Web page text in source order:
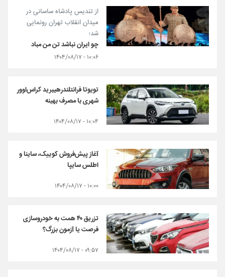
از تندیس پادشاه ساسانی در
میدان انقلاب تهران رونمایی
شد؛
چو ایران نباشد تن من مباد
۱۰:۰۶ - ۱۴۰۴/۰۸/۱۷
تویوتا فرانتلندرهیبرید کراس‌اوور
شهری با مصرف بهینه
۱۰:۰۴ - ۱۴۰۴/۰۸/۱۷
آغاز پیش‌فروش کوییک، ساینا و
اطلس سایپا
۱۰:۰۰ - ۱۴۰۴/۰۸/۱۷
تزریق ۴۰ همت به خودروسازی
فرصت یا آزمون بزرگ؟
۰۹:۵۷ - ۱۴۰۴/۰۸/۱۷